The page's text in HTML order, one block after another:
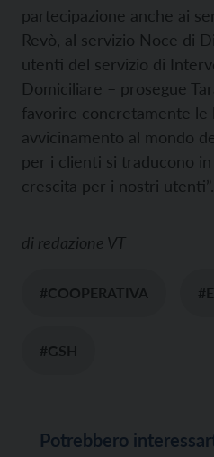
partecipazione anche ai
Revò, al servizio Noce di
utenti del servizio di
Domiciliare – prosegue
favorire concretamente le
avvicinamento al mondo
per i clienti si traducono
crescita per i nostri utenti”.
di redazione VT
#COOPERATIVA
#GSH
Potrebbero